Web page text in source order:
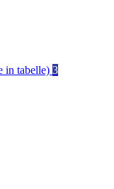
in tabelle) 3